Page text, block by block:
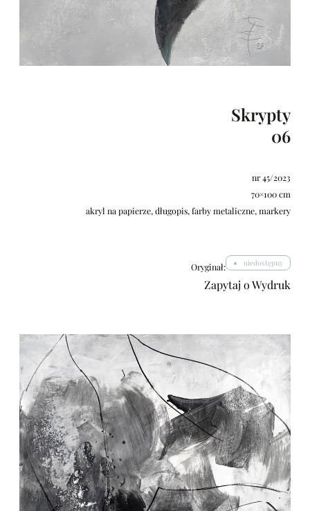
Skrypty
06
nr 45/2023
70×100 cm
akryl na papierze, długopis, farby metaliczne, markery
Oryginał: niedostępny
Zapytaj o Wydruk